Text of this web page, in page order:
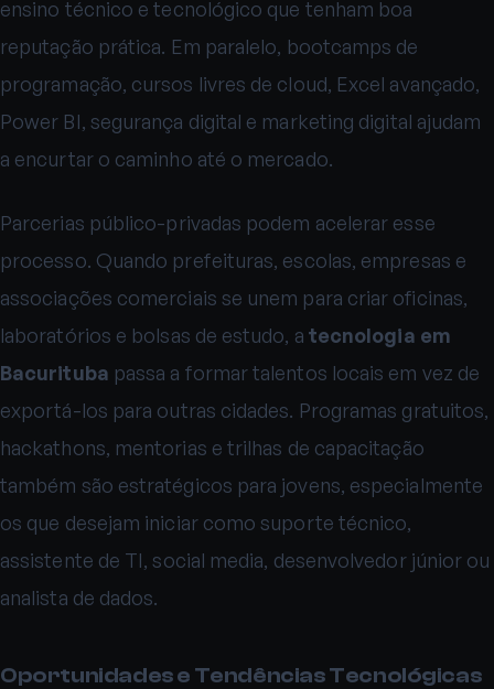
ensino técnico e tecnológico que tenham boa
reputação prática. Em paralelo, bootcamps de
programação, cursos livres de cloud, Excel avançado,
Power BI, segurança digital e marketing digital ajudam
a encurtar o caminho até o mercado.
Parcerias público-privadas podem acelerar esse
processo. Quando prefeituras, escolas, empresas e
associações comerciais se unem para criar oficinas,
laboratórios e bolsas de estudo, a tecnologia em
Bacurituba passa a formar talentos locais em vez de
exportá-los para outras cidades. Programas gratuitos,
hackathons, mentorias e trilhas de capacitação
também são estratégicos para jovens, especialmente
os que desejam iniciar como suporte técnico,
assistente de TI, social media, desenvolvedor júnior ou
analista de dados.
Oportunidades e Tendências Tecnológicas